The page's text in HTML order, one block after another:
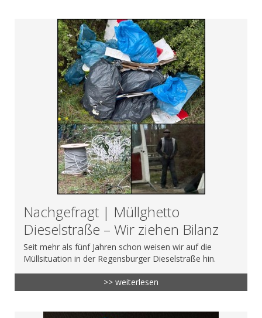
Nachgefragt | Müllghetto
Dieselstraße – Wir ziehen Bilanz
Seit mehr als fünf Jahren schon weisen wir auf die
Müllsituation in der Regensburger Dieselstraße hin.
>> weiterlesen